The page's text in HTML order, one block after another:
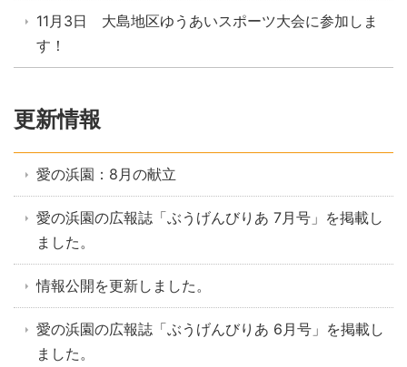
11月3日 大島地区ゆうあいスポーツ大会に参加しま
す！
更新情報
愛の浜園：8月の献立
愛の浜園の広報誌「ぶうげんびりあ 7月号」を掲載し
ました。
情報公開を更新しました。
愛の浜園の広報誌「ぶうげんびりあ 6月号」を掲載し
ました。